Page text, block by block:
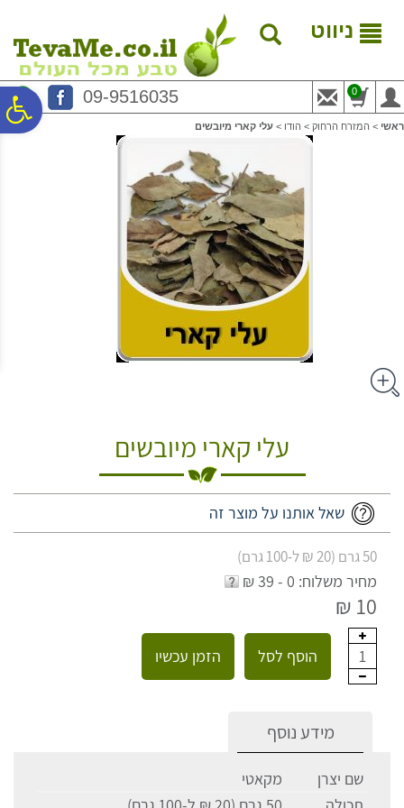
נגישות
המרכזי
ניווט
09-9516035 0
ראשי > המזרח הרחוק > הודו > עלי קארי מיובשים
עלי קארי מיובשים
שאל אותנו על מוצר זה
50 גרם (20 ₪ ל-100 גרם)
מחיר משלוח: 0 - 39 ₪
10 ₪
1 הוסף לסל הזמן עכשיו
מידע נוסף
שם יצרן
מקאטי